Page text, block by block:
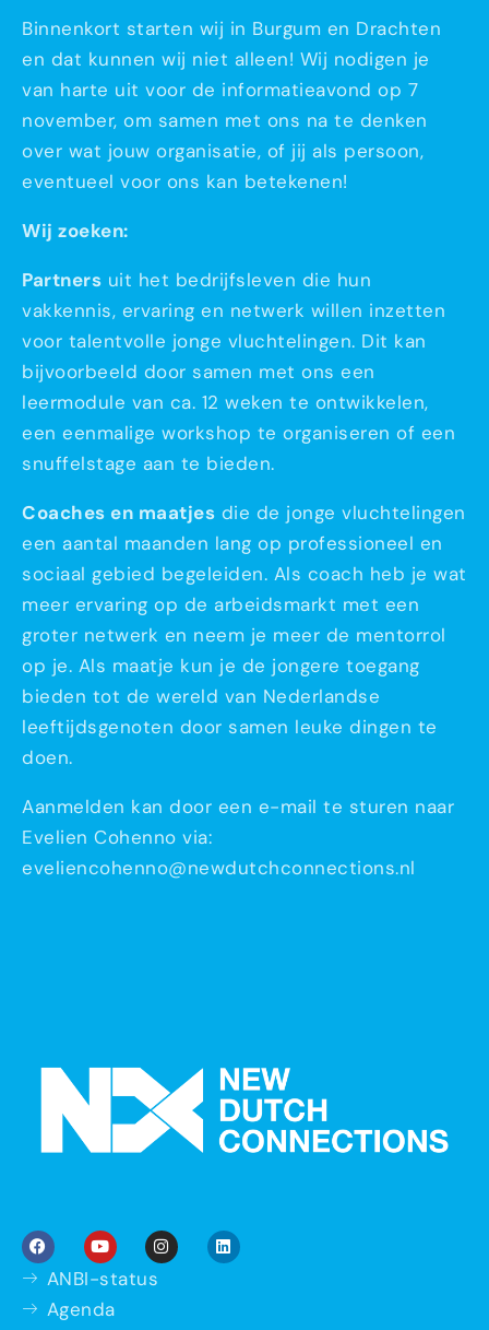
Binnenkort starten wij in Burgum en Drachten
en dat kunnen wij niet alleen! Wij nodigen je
van harte uit voor de informatieavond op 7
november, om samen met ons na te denken
over wat jouw organisatie, of jij als persoon,
eventueel voor ons kan betekenen!
Wij zoeken:
Partners uit het bedrijfsleven die hun
vakkennis, ervaring en netwerk willen inzetten
voor talentvolle jonge vluchtelingen. Dit kan
bijvoorbeeld door samen met ons een
leermodule van ca. 12 weken te ontwikkelen,
een eenmalige workshop te organiseren of een
snuffelstage aan te bieden.
Coaches en maatjes die de jonge vluchtelingen
een aantal maanden lang op professioneel en
sociaal gebied begeleiden. Als coach heb je wat
meer ervaring op de arbeidsmarkt met een
groter netwerk en neem je meer de mentorrol
op je. Als maatje kun je de jongere toegang
bieden tot de wereld van Nederlandse
leeftijdsgenoten door samen leuke dingen te
doen.
Aanmelden kan door een e-mail te sturen naar
Evelien Cohenno via:
eveliencohenno@newdutchconnections.nl
ANBI-status
Agenda